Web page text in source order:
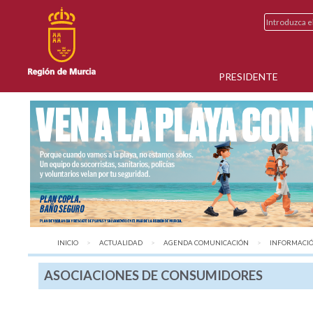
PRESIDENTE
INICIO ACTUALIDAD AGENDA COMUNICACIÓN
ASOCIACIONES DE CONSUMIDORES